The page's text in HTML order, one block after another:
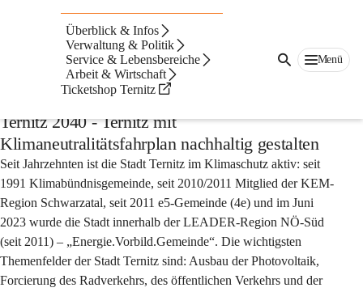
Überblick & Infos
Verwaltung & Politik
Service & Lebensbereiche
Arbeit & Wirtschaft
Ticketshop Ternitz
Menü
Nachhaltigkeitsprojekt
Ternitz 2040
Ternitz 2040 - Ternitz mit
Klimaneutralitätsfahrplan nachhaltig gestalten
Seit Jahrzehnten ist die Stadt Ternitz im Klimaschutz aktiv: seit
1991 Klimabündnisgemeinde, seit 2010/2011 Mitglied der KEM-
Region Schwarzatal, seit 2011 e5-Gemeinde (4e) und im Juni
2023 wurde die Stadt innerhalb der LEADER-Region NÖ-Süd
(seit 2011) – „Energie.Vorbild.Gemeinde“. Die wichtigsten
Themenfelder der Stadt Ternitz sind: Ausbau der Photovoltaik,
Forcierung des Radverkehrs, des öffentlichen Verkehrs und der